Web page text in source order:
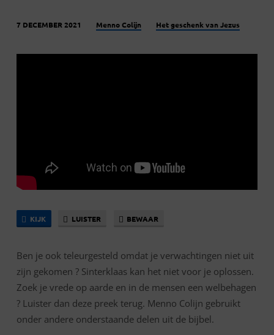
VERWACHTING
7 DECEMBER 2021 Menno Colijn Het geschenk van Jezus
KIJK LUISTER BEWAAR
Ben je ook teleurgesteld omdat je verwachtingen niet uit
zijn gekomen ? Sinterklaas kan het niet voor je oplossen.
Zoek je vrede op aarde en in de mensen een welbehagen
? Luister dan deze preek terug. Menno Colijn gebruikt
onder andere onderstaande delen uit de bijbel.